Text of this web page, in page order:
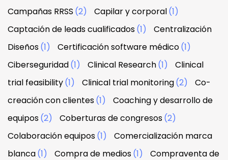
Campañas RRSS (2) Capilar y corporal(1)
Captación de leads cualificados(1)
Centralización
Diseños(1) Certificación software médico(1)
Ciberseguridad(1) Clinical Research(1)
Clinical
trial feasibility(1) Clinical trial monitoring(2)
Co-
creación con clientes(1)
Coaching y desarrollo de
equipos(2) Coberturas de congresos(2)
Colaboración equipos(1)
Comercialización marca
blanca(1) Compra de medios(1)
Compraventa de